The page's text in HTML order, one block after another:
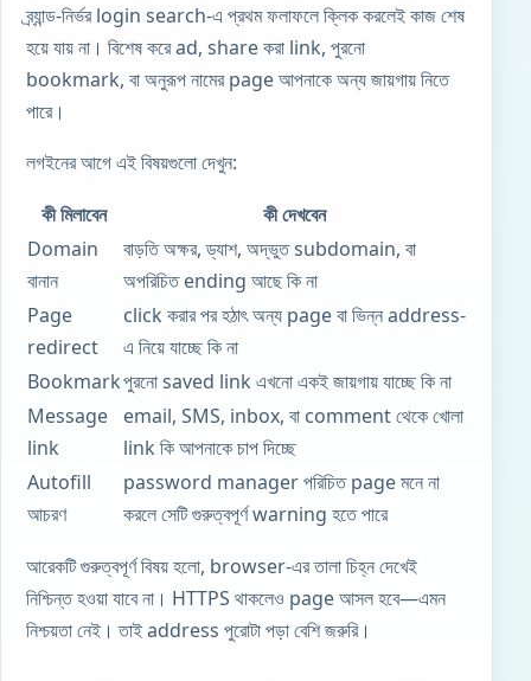
ব্র্যান্ড-নির্ভর login search-এ প্রথম ফলাফলে ক্লিক করলেই কাজ শেষ
হয়ে যায় না। বিশেষ করে ad, share করা link, পুরনো
bookmark, বা অনুরূপ নামের page আপনাকে অন্য জায়গায় নিতে
পারে।
লগইনের আগে এই বিষয়গুলো দেখুন:
কী মিলাবেন
কী দেখবেন
Domain
বানান
বাড়তি অক্ষর, ড্যাশ, অদ্ভুত subdomain, বা
অপরিচিত ending আছে কি না
Page
redirect
click করার পর হঠাৎ অন্য page বা ভিন্ন address-
এ নিয়ে যাচ্ছে কি না
Bookmarkপুরনো saved link এখনো একই জায়গায় যাচ্ছে কি না
Message
link
email, SMS, inbox, বা comment থেকে খোলা
link কি আপনাকে চাপ দিচ্ছে
Autofill
আচরণ
password manager পরিচিত page মনে না
করলে সেটি গুরুত্বপূর্ণ warning হতে পারে
আরেকটি গুরুত্বপূর্ণ বিষয় হলো, browser-এর তালা চিহ্ন দেখেই
নিশ্চিন্ত হওয়া যাবে না। HTTPS থাকলেও page আসল হবে—এমন
নিশ্চয়তা নেই। তাই address পুরোটা পড়া বেশি জরুরি।